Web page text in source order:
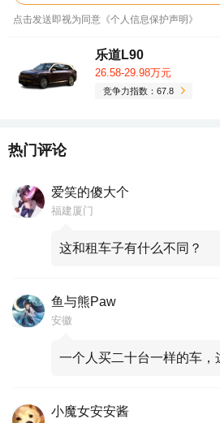
点击发送即视为同意《个人信息保护声明》
乐道L90
26.58-29.98万元
竞争力指数：67.8
热门评论
爱笑的傻大个
福建厦门
这和租车子有什么不同？
鱼与熊Paw
安徽
一个人买二十台一样的车，
小魔女安安酱